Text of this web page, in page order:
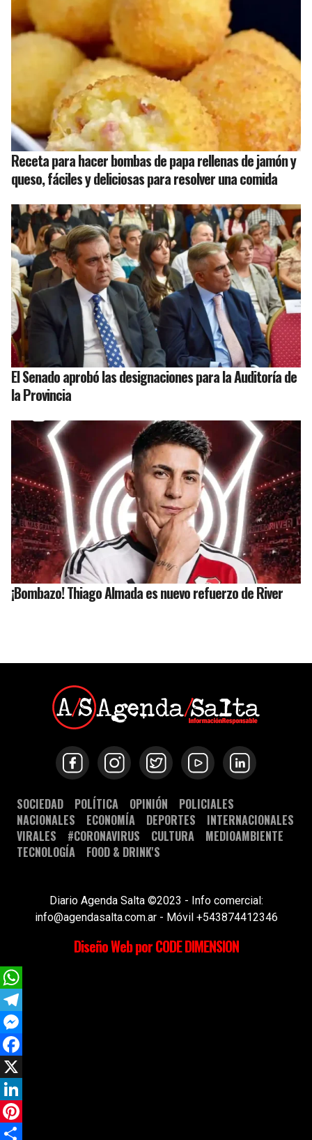
Receta para hacer bombas de papa rellenas de jamón y
queso, fáciles y deliciosas para resolver una comida
El Senado aprobó las designaciones para la Auditoría de
la Provincia
¡Bombazo! Thiago Almada es nuevo refuerzo de River
SOCIEDAD POLÍTICA OPINIÓN
POLICIALES
NACIONALES
ECONOMÍA DEPORTES
INTERNACIONALES
VIRALES
#CORONAVIRUS CULTURA
MEDIOAMBIENTE
TECNOLOGÍA
FOOD & DRINK'S
Diario Agenda Salta ©2023 - Info comercial:
info@agendasalta.com.ar - Móvil +543874412346
Diseño Web por CODE DIMENSION
WhatsApp
Telegram
Messenger
Facebook
X
LinkedIn
Pinterest